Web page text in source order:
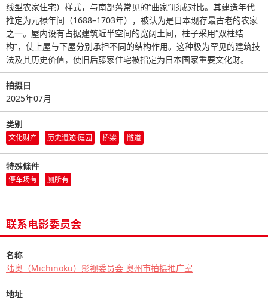
线型农家住宅）样式，与南部藩常见的“曲家”形成对比。其建造年代
推定为元禄年间（1688–1703年），被认为是日本现存最古老的农家
之一。屋内设有占据建筑近半空间的宽阔土间，柱子采用“双柱结
构”，使上屋与下屋分别承担不同的结构作用。这种极为罕见的建筑技
法及其历史价值，使旧后藤家住宅被指定为日本国家重要文化财。
拍摄日
2025年07月
类别
文化财产 历史遗迹·庭园 桥梁 隧道
特殊條件
停车场有 厕所有
联系电影委员会
名称
陆奥（Michinoku）影视委员会 奥州市拍摄推广室
地址